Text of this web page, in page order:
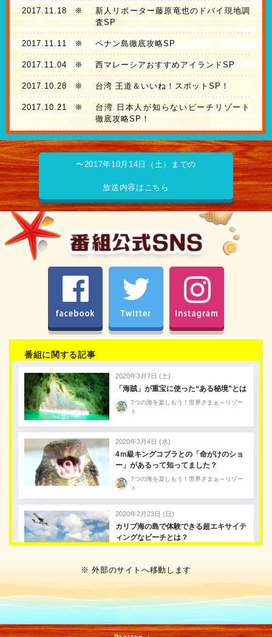
2017.11.18❊
新人リポーター藤原竜也のドバイ現地調
査SP
2017.11.11 ❊ ペナン島徹底攻略SP
2017.11.04 ❊ 西マレーシアおすすめアイランドSP
2017.10.28 ❊ 台湾 王道＆いいね！スポットSP！
2017.10.21 ❊
台湾 日本人が知らないビーチリゾート
徹底攻略SP！
〜2017年10月14日（土）までの
放送内容はこちら
facebook Twitter
番組に関する記事
※ 外部のサイトへ移動します